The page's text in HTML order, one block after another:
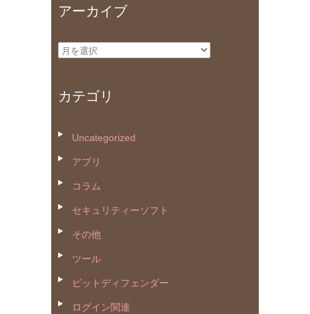
アーカイブ
ア
カ
ブ
カテゴリ
Uncategorized
アプリ
コラム
セキュリティーソフト
その他
ツール
ビットディフェンダー
ログイン関連